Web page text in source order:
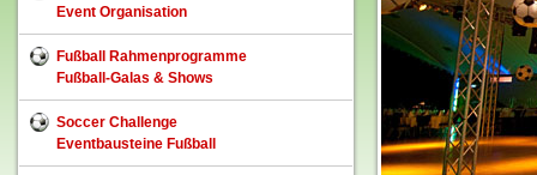
Event Organisation
Fußball Rahmenprogramme
Fußball-Galas & Shows
Soccer Challenge
Eventbausteine Fußball